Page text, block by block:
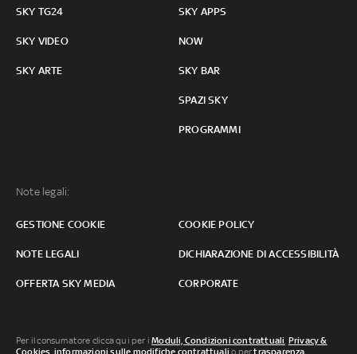
SKY TG24
SKY VIDEO
SKY ARTE
SKY APPS
NOW
SKY BAR
SPAZI SKY
PROGRAMMI
Note legali:
GESTIONE COOKIE COOKIE POLICY
NOTE LEGALI DICHIARAZIONE DI ACCESSIBILITÀ
OFFERTA SKY MEDIA CORPORATE
Per il consumatore clicca qui per iModuli, Condizioni contrattuali, Privacy &